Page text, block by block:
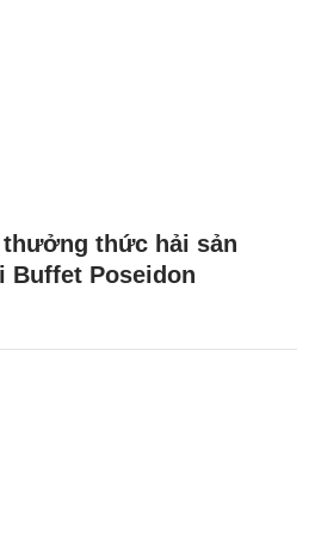
thức hải sản
Buffet Poseidon